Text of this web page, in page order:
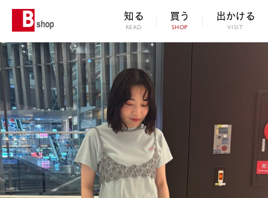
知る
READ
買う
SHOP
出かける
VISIT